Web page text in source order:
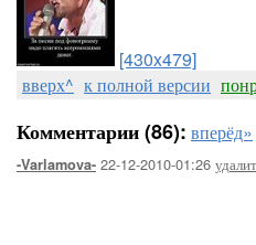
[430x479]
вверх^ к полной версии
Комментарии (86): вперёд»
-Varlamova- 22-12-2010-01:26